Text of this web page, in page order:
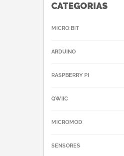
CATEGORIAS
MICRO:BIT
ARDUINO
RASPBERRY PI
QWIIC
MICROMOD
SENSORES